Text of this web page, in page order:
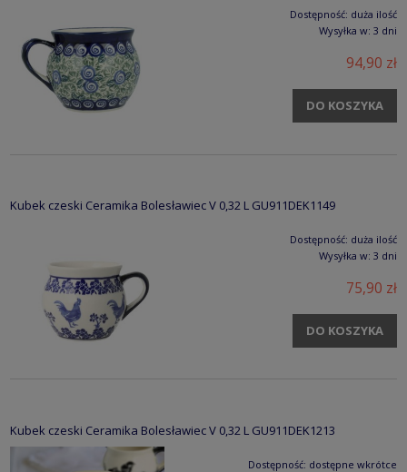
Dostępność: duża ilość
Wysyłka w: 3 dni
94,90 zł
DO KOSZYKA
Kubek czeski Ceramika Bolesławiec V 0,32 L GU911DEK1149
Dostępność: duża ilość
Wysyłka w: 3 dni
75,90 zł
DO KOSZYKA
Kubek czeski Ceramika Bolesławiec V 0,32 L GU911DEK1213
Dostępność: dostępne wkrótce